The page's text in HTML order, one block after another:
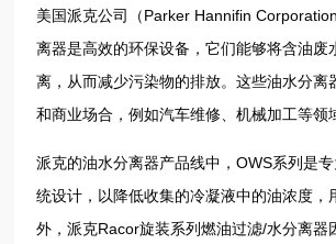
美国派克公司（Parker Hannifin
离器是高效的环保设备，它们能够将含油废
离，从而减少污染物的排放。这些油水分离
和商业场合，例如汽车维修、机械加工等领
派克的油水分离器产品线中，OWS系列是
统设计，以降低收集的冷凝液中的油浓度，
外，派克Racor旋装系列燃油过滤/水分离器